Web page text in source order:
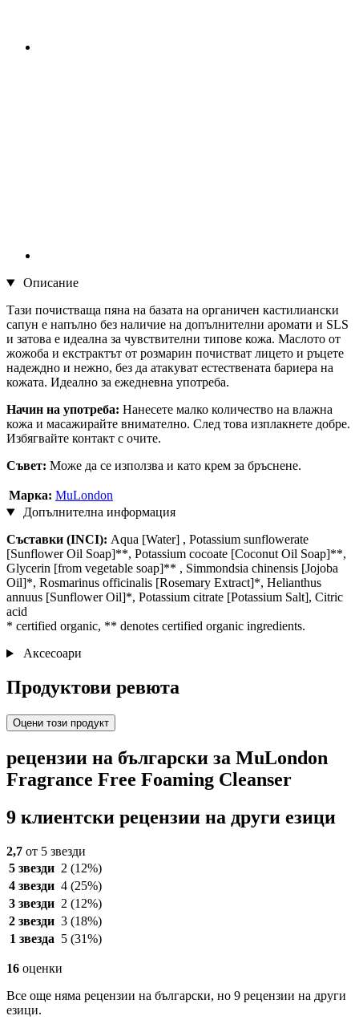
Описание
Тази почистваща пяна на базата на органичен кастилиански
сапун е напълно без наличие на допълнителни аромати и SLS
и затова е идеална за чувствителни типове кожа. Маслото от
жожоба и екстрактът от розмарин почистват лицето и ръцете
надеждно и нежно, без да атакуват естествената бариера на
кожата. Идеално за ежедневна употреба.
Начин на употреба: Нанесете малко количество на влажна
кожа и масажирайте внимателно. След това изплакнете добре.
Избягвайте контакт с очите.
Съвет: Може да се използва и като крем за бръснене.
Марка: MuLondon
Допълнителна информация
Съставки (INCI): Aqua [Water] , Potassium sunflowerate
[Sunflower Oil Soap]**, Potassium cocoate [Coconut Oil Soap]**,
Glycerin [from vegetable soap]** , Simmondsia chinensis [Jojoba
Oil]*, Rosmarinus officinalis [Rosemary Extract]*, Helianthus
annuus [Sunflower Oil]*, Potassium citrate [Potassium Salt], Citric
acid
* certified organic, ** denotes certified organic ingredients.
Аксесоари
Продуктови ревюта
Оцени този продукт
рецензии на български за MuLondon
Fragrance Free Foaming Cleanser
9 клиентски рецензии на други езици
2,7 от 5 звезди
5 звезди 2 (12%)
4 звезди 4 (25%)
3 звезди 2 (12%)
2 звезди 3 (18%)
1 звезда 5 (31%)
16 оценки
Все още няма рецензии на български, но 9 рецензии на други
езици.